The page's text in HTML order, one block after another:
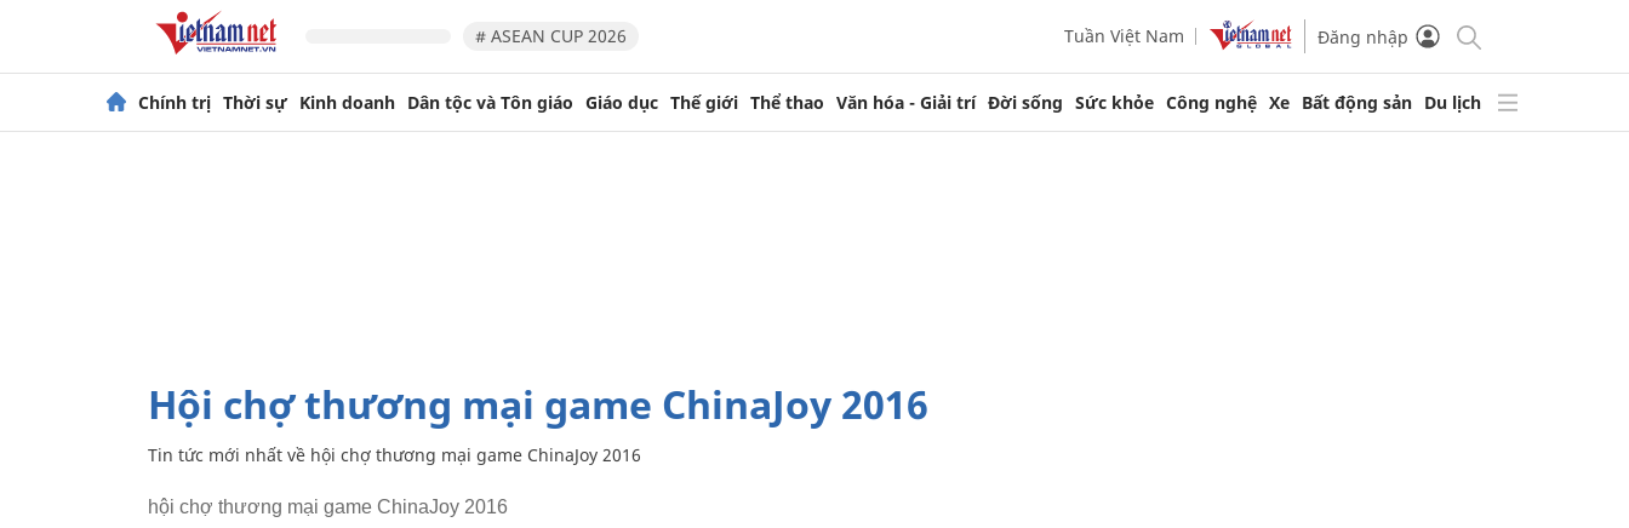
# ASEAN CUP 2026 Tuần Việt Nam Đăng nhập
Chính trị Thời sự Kinh doanh Dân tộc và Tôn giáo Giáo dục Thế giới Thể thao Văn hóa - Giải trí Đời sống Sức khỏe Công nghệ Xe Bất động sản Du lịch
hội chợ thương mại game ChinaJoy 2016
Tin tức mới nhất về hội chợ thương mại game ChinaJoy 2016
hội chợ thương mại game ChinaJoy 2016